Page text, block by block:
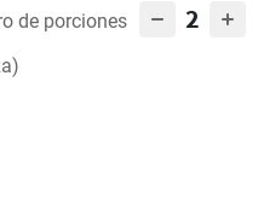
de porciones 2